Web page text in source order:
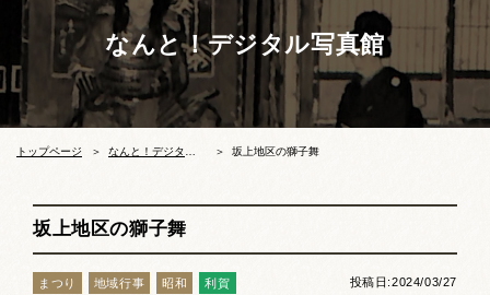
新着情報
文化芸術
文化財 獅子舞 まつり
文化遺産
なんと！デジタル写真館
トップページ 坂上地区の獅子舞
坂上地区の獅子舞
まつり 地域行事 昭和 利賀 投稿日:2024/03/27